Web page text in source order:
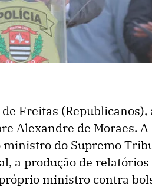
Freitas
Alexandre de Moraes. A
ministro do Supremo
a produção de relatórios
ministro contra